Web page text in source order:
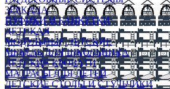
ЗЕРКАЛА
ПУФИКИ И БАНКЕТКИ
ДЕТСКАЯ
МОДУЛЬНЫЕ ДЕТСКИЕ
МЕБЕЛЬ ДЛЯ ШКОЛЬНИКА
ДЕТСКИЕ КРОВАТИ
МАТРАСЫ ДЛЯ ДЕТЕЙ
ДЕТСКИЕ СТОЛЫ И СТУЛЬЧИКИ